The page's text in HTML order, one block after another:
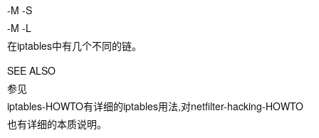
-M -S
-M -L
在iptables中有几个不同的链。
SEE ALSO
参见
iptables-HOWTO有详细的iptables用法,对netfilter-hacking-HOWTO
也有详细的本质说明。